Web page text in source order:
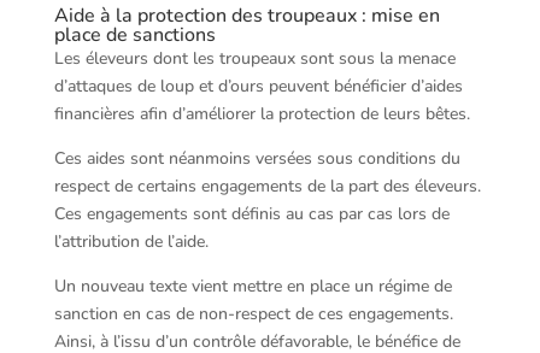
Aide à la protection des troupeaux : mise en
place de sanctions
Les éleveurs dont les troupeaux sont sous la menace
d’attaques de loup et d’ours peuvent bénéficier d’aides
financières afin d’améliorer la protection de leurs bêtes.
Ces aides sont néanmoins versées sous conditions du
respect de certains engagements de la part des éleveurs.
Ces engagements sont définis au cas par cas lors de
l’attribution de l’aide.
Un nouveau texte vient mettre en place un régime de
sanction en cas de non-respect de ces engagements.
Ainsi, à l’issu d’un contrôle défavorable, le bénéfice de